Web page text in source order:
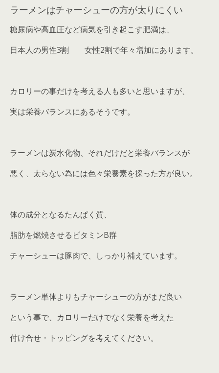
ラーメンはチャーシューの方が太りにくい
糖尿病や高血圧など病気を引き起こす肥満は、
日本人の男性3割 女性2割で年々増加にあります。
カロリーの事だけを考える人も多いと思いますが、
実は栄養バランスにあるそうです。
ラーメンは炭水化物、それだけだと栄養バランスが
悪く、太らない為には色々栄養素を採った方が良い。
体の成分となるたんぱく質、
脂肪を燃焼させるビタミンB群
チャーシューは豚肉で、しっかり補えています。
ラーメン単体よりもチャーシューの方がまだ良い
という事で、カロリーだけでなく栄養を考えた
付け合せ・トッピングを考えてください。